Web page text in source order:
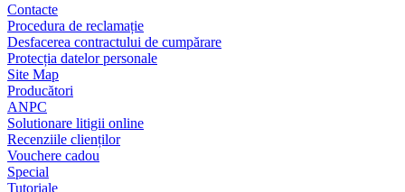
Contacte
Procedura de reclamație
Desfacerea contractului de cumpărare
Protecția datelor personale
Site Map
Producători
ANPC
Solutionare litigii online
Recenziile clienților
Vouchere cadou
Special
Tutoriale